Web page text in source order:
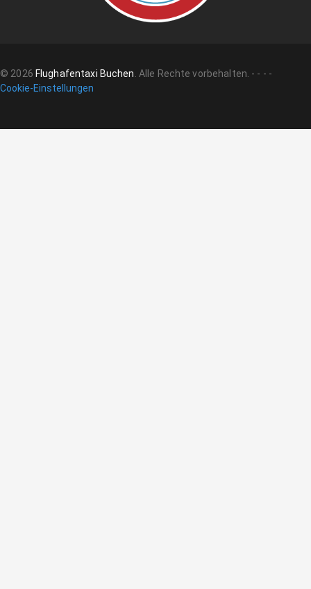
© 2026 Flughafentaxi Buchen. Alle Rechte vorbehalten. - - - -
Cookie-Einstellungen